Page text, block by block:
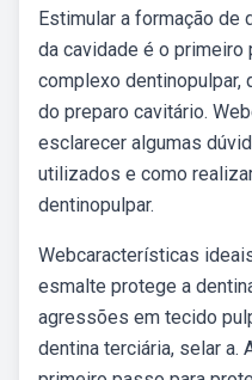
Estimular a formação de
da cavidade é o primeiro
complexo dentinopulpar,
do preparo cavitário.
esclarecer algumas
utilizados e como
dentinopulpar.
Webcaracterísticas
esmalte protege a
agressões em tecido
dentina terciária, selar a.